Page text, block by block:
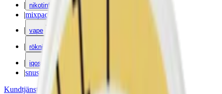
| nikotinfritt
|mixpack
| vape
| rökning
| iqos
|snuskuriren
Kundtjänst
Varumärken